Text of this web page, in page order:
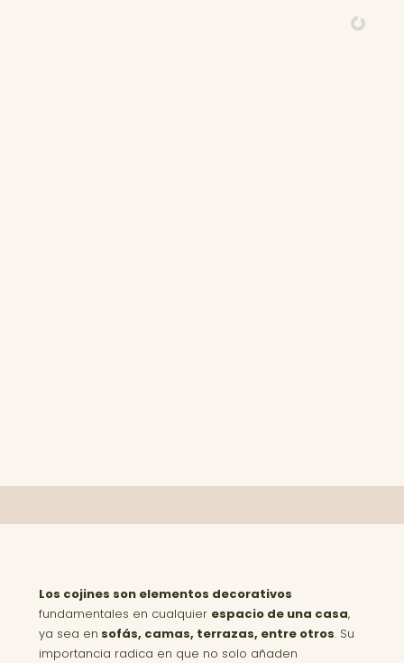
Los cojines son elementos decorativos
fundamentales en cualquier espacio de una casa,
ya sea en sofás, camas, terrazas, entre otros. Su
importancia radica en que no solo añaden